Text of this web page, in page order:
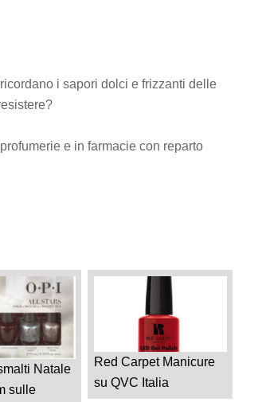
i sapori dolci e frizzanti delle
e in farmacie con reparto
Natale
sulle
Red Carpet Manicure
su QVC Italia